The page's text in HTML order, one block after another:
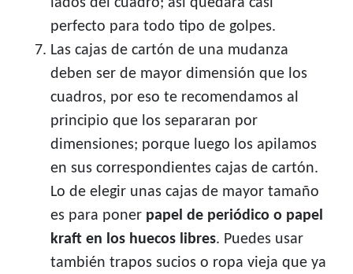
lados del cuadro; así quedará casi
perfecto para todo tipo de golpes.
Las cajas de cartón de una mudanza
deben ser de mayor dimensión que los
cuadros, por eso te recomendamos al
principio que los separaran por
dimensiones; porque luego los apilamos
en sus correspondientes cajas de cartón.
Lo de elegir unas cajas de mayor tamaño
es para poner papel de periódico o papel
kraft en los huecos libres. Puedes usar
también trapos sucios o ropa vieja que ya